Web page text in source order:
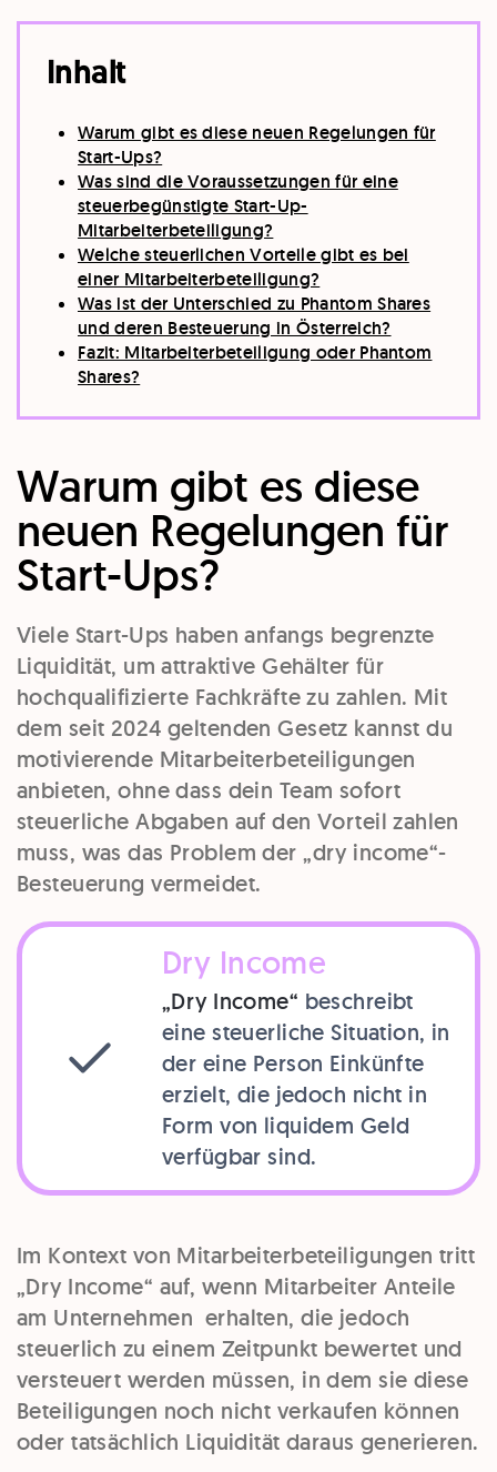
Inhalt
Warum gibt es diese neuen Regelungen für
Start-Ups?
Was sind die Voraussetzungen für eine
steuerbegünstigte Start-Up-
Mitarbeiterbeteiligung?
Welche steuerlichen Vorteile gibt es bei
einer Mitarbeiterbeteiligung?
Was ist der Unterschied zu Phantom Shares
und deren Besteuerung in Österreich?
Fazit: Mitarbeiterbeteiligung oder Phantom
Shares?
Warum gibt es diese
neuen Regelungen für
Start-Ups?
Viele Start-Ups haben anfangs begrenzte
Liquidität, um attraktive Gehälter für
hochqualifizierte Fachkräfte zu zahlen. Mit
dem seit 2024 geltenden Gesetz kannst du
motivierende Mitarbeiterbeteiligungen
anbieten, ohne dass dein Team sofort
steuerliche Abgaben auf den Vorteil zahlen
muss, was das Problem der „dry income“-
Besteuerung vermeidet.
Dry Income
„Dry Income“ beschreibt
eine steuerliche Situation, in
der eine Person Einkünfte
erzielt, die jedoch nicht in
Form von liquidem Geld
verfügbar sind.
Im Kontext von Mitarbeiterbeteiligungen tritt
„Dry Income“ auf, wenn Mitarbeiter Anteile
am Unternehmen erhalten, die jedoch
steuerlich zu einem Zeitpunkt bewertet und
versteuert werden müssen, in dem sie diese
Beteiligungen noch nicht verkaufen können
oder tatsächlich Liquidität daraus generieren.